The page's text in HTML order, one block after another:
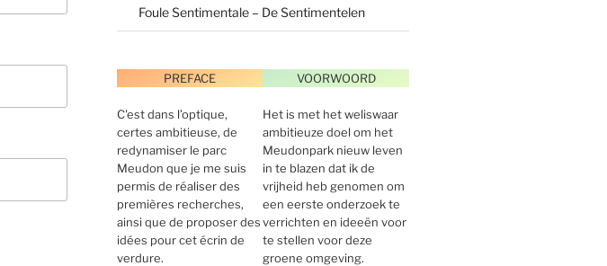
Foule Sentimentale – De Sentimentelen
PREFACE
C'est dans l’optique,
certes ambitieuse, de
redynamiser le parc
Meudon que je me suis
permis de réaliser des
premières recherches,
ainsi que de proposer des
idées pour cet écrin de
verdure.
VOORWOORD
Het is met het weliswaar
ambitieuze doel om het
Meudonpark nieuw leven
in te blazen dat ik de
vrijheid heb genomen om
een eerste onderzoek te
verrichten en ideeën voor
te stellen voor deze
groene omgeving.